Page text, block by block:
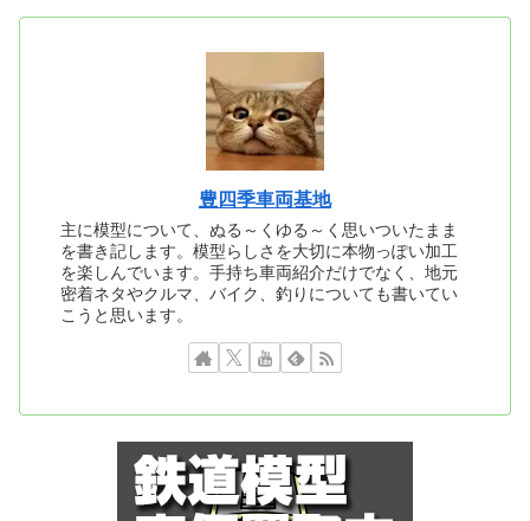
豊四季車両基地
主に模型について、ぬる～くゆる～く思いついたまま
を書き記します。模型らしさを大切に本物っぽい加工
を楽しんでいます。手持ち車両紹介だけでなく、地元
密着ネタやクルマ、バイク、釣りについても書いてい
こうと思います。